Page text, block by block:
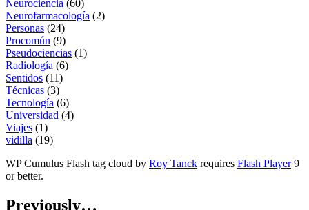
Neurociencia (60)
Neurofarmacología (2)
Personas (24)
Procomún (9)
Pseudociencias (1)
Radiología (6)
Sentidos (11)
Técnicas (3)
Tecnología (6)
Universidad (4)
Viajes (1)
vidilla (19)
WP Cumulus Flash tag cloud by Roy Tanck requires Flash Player9
or better.
Previously…